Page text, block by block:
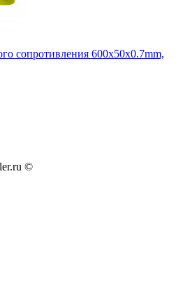
сопротивления 600x50x0.7mm,
©